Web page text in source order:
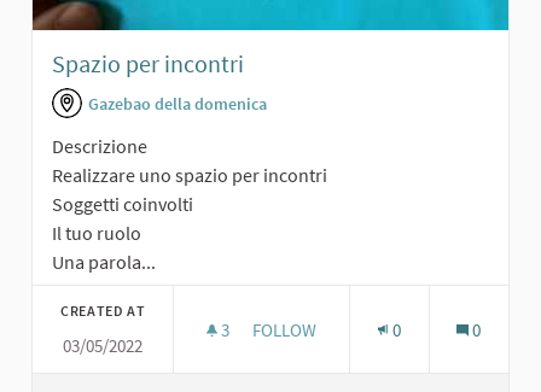
Spazio per incontri
Gazebao della domenica
Descrizione
Realizzare uno spazio per incontri
Soggetti coinvolti
Il tuo ruolo
Una parola...
CREATED AT
03/05/2022
3 3 FOLLOWERS
FOLLOW 0 0